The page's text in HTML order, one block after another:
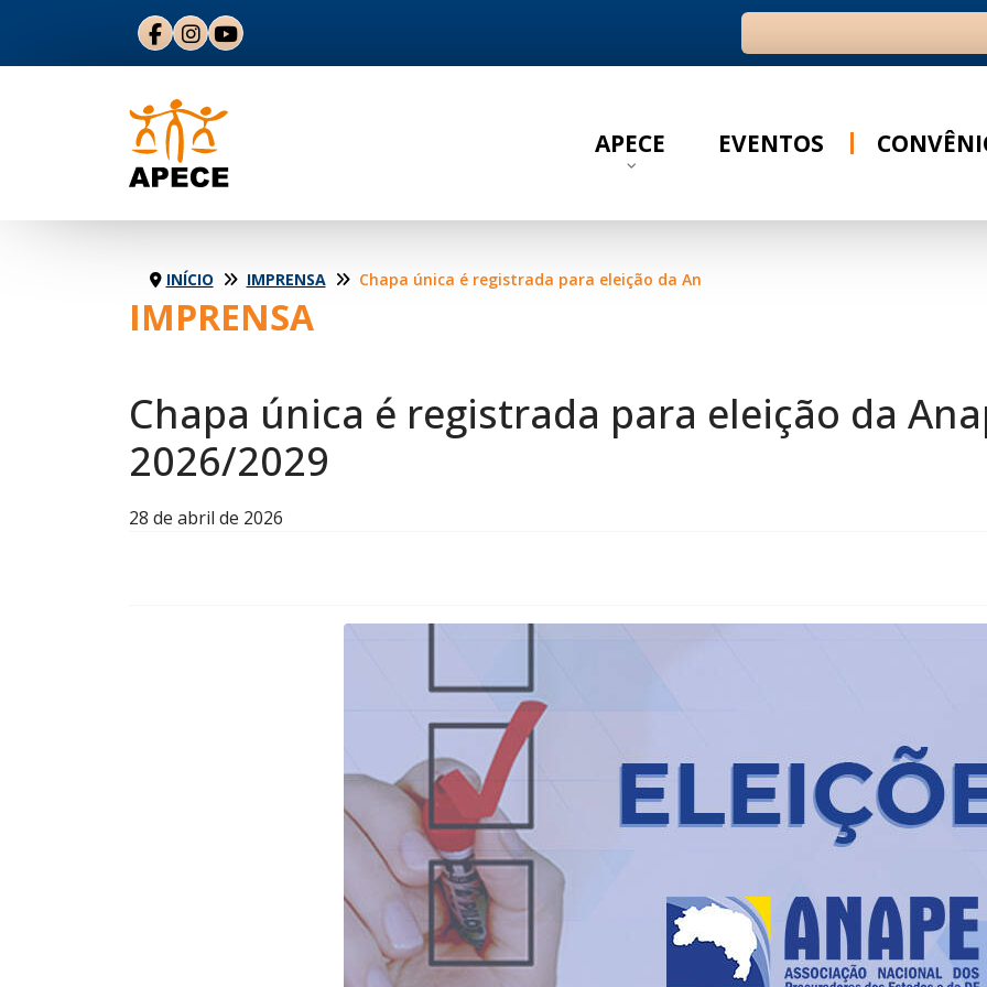
Ir para o resultado
APECE EVENTOS
IMPRENSA
INÍCIO IMPRENSA Chapa única é registrada para eleição da Anape no triênio 2026/2029
Chapa única é registrada para eleição da
2026/2029
28 de abril de 2026